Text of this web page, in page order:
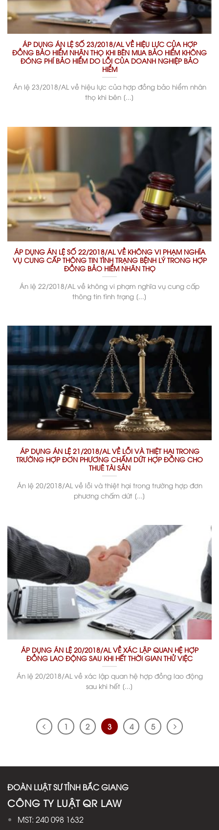
ÁP DỤNG ÁN LỆ SỐ 23/2018/AL VỀ HIỆU LỰC CỦA HỢP
ĐỒNG BẢO HIỂM NHÂN THỌ KHI BÊN MUA BẢO HIỂM KHÔNG
ĐÓNG PHÍ BẢO HIỂM DO LỖI CỦA DOANH NGHIỆP BẢO
HIỂM
Án lệ 23/2018/AL về hiệu lực của hợp đồng bảo hiểm nhân
thọ khi bên [...]
ÁP DỤNG ÁN LỆ SỐ 22/2018/AL VỀ KHÔNG VI PHẠM NGHĨA
VỤ CUNG CẤP THÔNG TIN TÌNH TRẠNG BỆNH LÝ TRONG HỢP
ĐỒNG BẢO HIỂM NHÂN THỌ
Án lệ 22/2018/AL về không vi phạm nghĩa vụ cung cấp
thông tin tình trạng [...]
ÁP DỤNG ÁN LỆ 21/2018/AL VỀ LỖI VÀ THIỆT HẠI TRONG
TRƯỜNG HỢP ĐƠN PHƯƠNG CHẤM DỨT HỢP ĐỒNG CHO
THUÊ TÀI SẢN
Án lệ 20/2018/AL về lỗi và thiệt hại trong trường hợp đơn
phương chấm dứt [...]
ÁP DỤNG ÁN LỆ 20/2018/AL VỀ XÁC LẬP QUAN HỆ HỢP
ĐỒNG LAO ĐỘNG SAU KHI HẾT THỜI GIAN THỬ VIỆC
Án lệ 20/2018/AL về xác lập quan hệ hợp đồng lao động
sau khi hết [...]
1 2 3 4 5
ĐOÀN LUẬT SƯ TỈNH BẮC GIANG
CÔNG TY LUẬT QR LAW
MST: 240 098 1632